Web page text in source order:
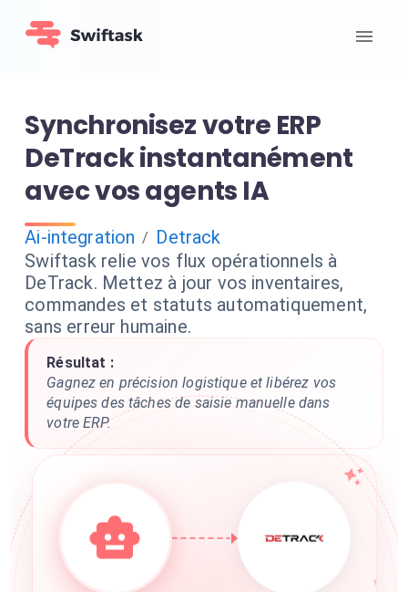
Synchronisez votre ERP
DeTrack instantanément
avec vos agents IA
Ai-integration / Detrack
Swiftask relie vos flux opérationnels à
DeTrack. Mettez à jour vos inventaires,
commandes et statuts automatiquement,
sans erreur humaine.
Résultat :
Gagnez en précision logistique et libérez vos
équipes des tâches de saisie manuelle dans
votre ERP.